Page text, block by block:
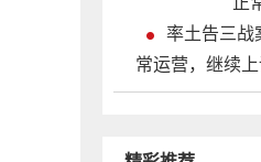
率土告三战
常运营，继续